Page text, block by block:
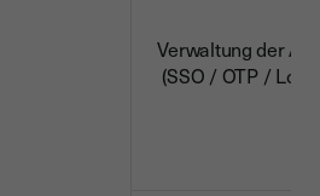
Verwaltung der
(SSO / OTP /